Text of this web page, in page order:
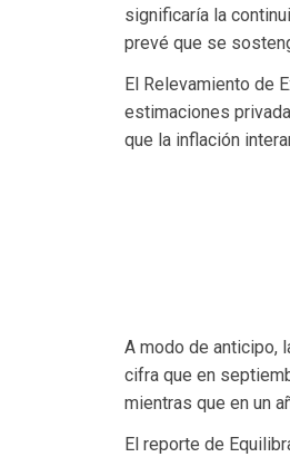
significaría la
prevé que se
El Relevamiento de
estimaciones
que la inflación
A modo de anticipo,
cifra que en
mientras que en un
El reporte de